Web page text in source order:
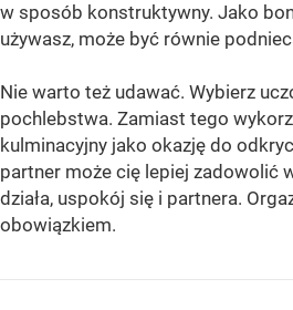
w sposób konstruktywny. Jako
używasz, może być równie
Nie warto też udawać. Wybierz
pochlebstwa. Zamiast tego
kulminacyjny jako okazję do
partner może cię lepiej zadowolić
działa, uspokój się i partnera.
obowiązkiem.